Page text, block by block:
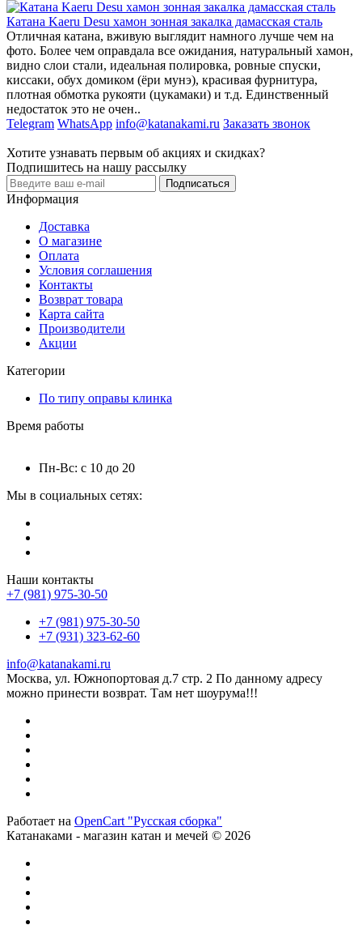
Катана Kaeru Desu хамон зонная закалка дамасская сталь
Отличная катана, вживую выглядит намного лучше чем на
фото. Более чем оправдала все ожидания, натуральный хамон,
видно слои стали, идеальная полировка, ровные спуски,
киссаки, обух домиком (ёри мунэ), красивая фурнитура,
плотная обмотка рукояти (цукамаки) и т.д. Единственный
недостаток это не очен..
Telegram WhatsApp info@katanakami.ru Заказать звонок
Хотите узнавать первым об акциях и скидках?
Подпишитесь на нашу рассылку
Подписаться
Информация
Доставка
О магазине
Оплата
Условия соглашения
Контакты
Возврат товара
Карта сайта
Производители
Акции
Категории
По типу оправы клинка
Время работы
Пн-Вс: с 10 до 20
Мы в социальных сетях:
Наши контакты
+7 (981) 975-30-50
+7 (981) 975-30-50
+7 (931) 323-62-60
info@katanakami.ru
Москва, ул. Южнопортовая д.7 стр. 2 По данному адресу
можно принести возврат. Там нет шоурума!!!
Работает на OpenCart "Русская сборка"
Катанаками - магазин катан и мечей © 2026